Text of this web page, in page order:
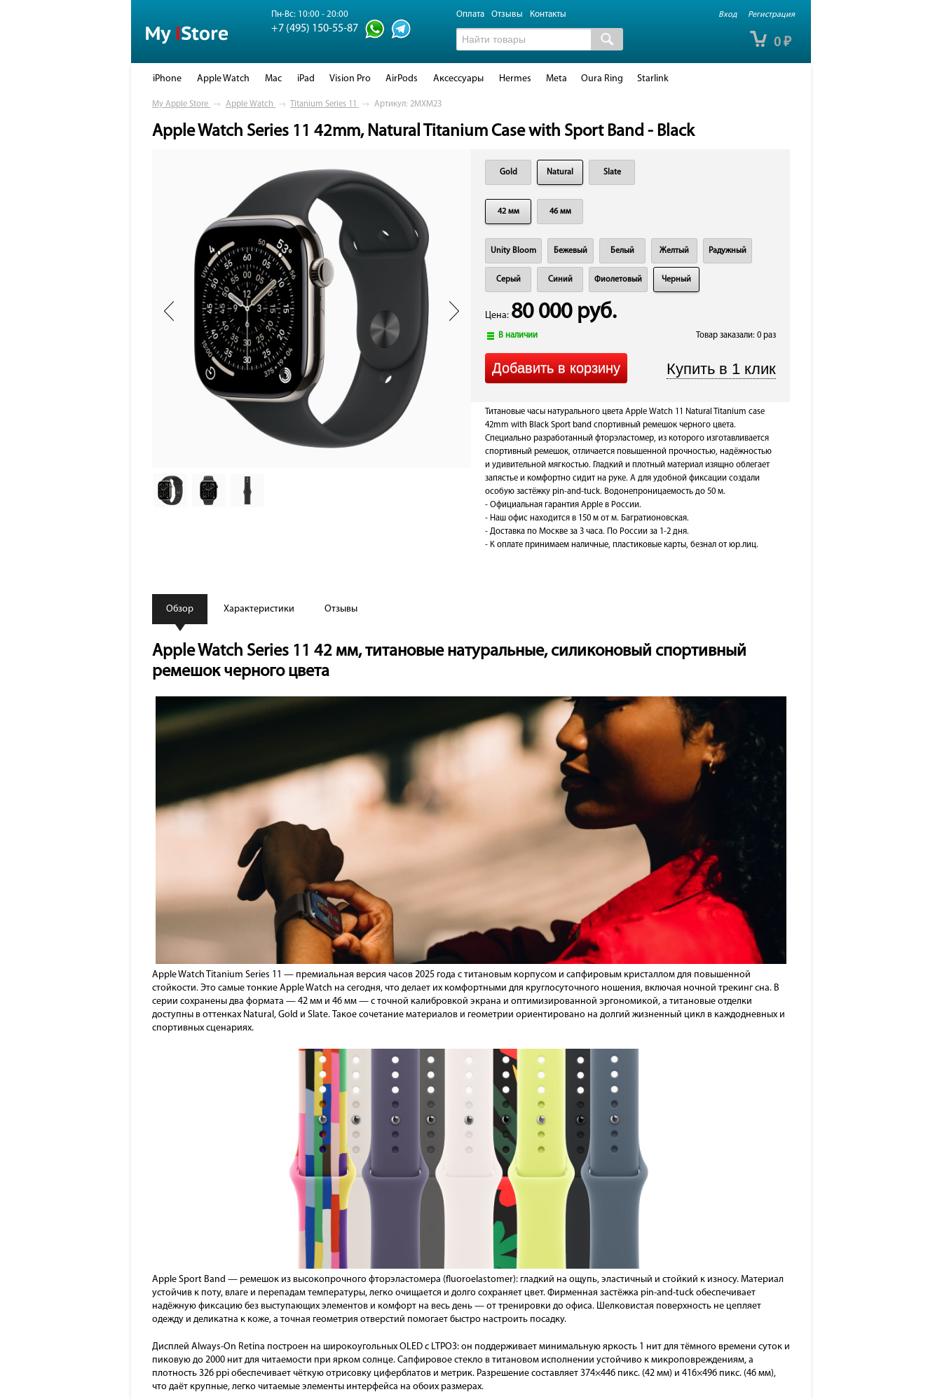
Вход Регистрация
Пн-Вс: 10:00 - 20:00
+7 (495) 150-55-87
Оплата Отзывы Контакты
0 ₽
iPhone Apple Watch Mac iPad Vision Pro AirPods Аксессуары Hermes Meta Oura Ring Starlink
My Apple Store → Apple Watch → Titanium Series 11 → Артикул: 2MXM23
Apple Watch Series 11 42mm, Natural Titanium Case with Sport Band - Black
Gold Natural Slate
42 мм 46 мм
Unity Bloom Бежевый Белый Желтый Радужный
Серый Синий Фиолетовый Черный
Цена: 80 000 руб.
В наличии Товар заказали: 0 раз
Титановые часы натурального цвета Apple Watch 11 Natural Titanium case
42mm with Black Sport band спортивный ремешок черного цвета.
Специально разработанный фторэластомер, из которого изготавливается
спортивный ремешок, отличается повышенной прочностью, надёжностью
и удивительной мягкостью. Гладкий и плотный материал изящно облегает
запястье и комфортно сидит на руке. А для удобной фиксации создали
особую застёжку pin-and-tuck. Водонепроницаемость до 50 м.
- Официальная гарантия Apple в России.
- Наш офис находится в 150 м от м. Багратионовская.
- Доставка по Москве за 3 часа. По России за 1-2 дня.
- К оплате принимаем наличные, пластиковые карты, безнал от юр.лиц.
Обзор Характеристики Отзывы
Apple Watch Series 11 42 мм, титановые натуральные, силиконовый спортивный
ремешок черного цвета
Apple Watch Titanium Series 11 — премиальная версия часов 2025 года с титановым корпусом и сапфировым кристаллом для повышенной
стойкости. Это самые тонкие Apple Watch на сегодня, что делает их комфортными для круглосуточного ношения, включая ночной трекинг сна. В
серии сохранены два формата — 42 мм и 46 мм — с точной калибровкой экрана и оптимизированной эргономикой, а титановые отделки
доступны в оттенках Natural, Gold и Slate. Такое сочетание материалов и геометрии ориентировано на долгий жизненный цикл в каждодневных и
спортивных сценариях.
Apple Sport Band — ремешок из высокопрочного фторэластомера (fluoroelastomer): гладкий на ощупь, эластичный и стойкий к износу. Материал
устойчив к поту, влаге и перепадам температуры, легко очищается и долго сохраняет цвет. Фирменная застёжка pin-and-tuck обеспечивает
надёжную фиксацию без выступающих элементов и комфорт на весь день — от тренировки до офиса. Шелковистая поверхность не цепляет
одежду и деликатна к коже, а точная геометрия отверстий помогает быстро настроить посадку.
Дисплей Always-On Retina построен на широкоугольных OLED с LTPO3: он поддерживает минимальную яркость 1 нит для тёмного времени суток и
пиковую до 2000 нит для читаемости при ярком солнце. Сапфировое стекло в титановом исполнении устойчиво к микроповреждениям, а
плотность 326 ppi обеспечивает чёткую отрисовку циферблатов и метрик. Разрешение составляет 374×446 пикс. (42 мм) и 416×496 пикс. (46 мм),
что даёт крупные, легко читаемые элементы интерфейса на обоих размерах.